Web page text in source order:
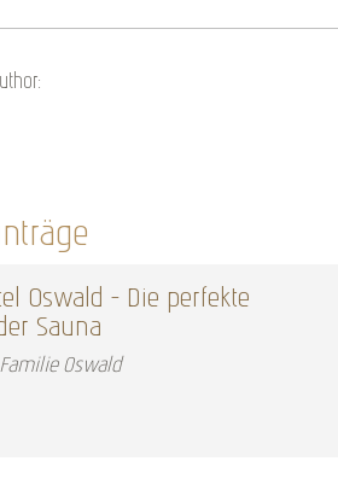
Oswald – Die perfekte
Sauna
Oswald